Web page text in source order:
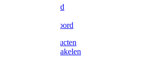
Metselkoord
Elastisch koord
Afdekproducten
Heffen en takelen